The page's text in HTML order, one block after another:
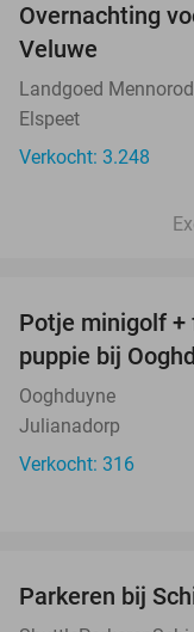
Overnachting
Veluwe
Landgoed
Elspeet
Verkocht: 3.248
Potje minigolf +
puppie bij
Ooghduyne
Julianadorp
Verkocht: 316
Parkeren bij